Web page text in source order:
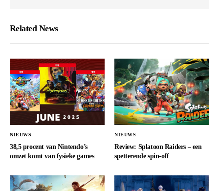
Related News
NIEUWS
38,5 procent van Nintendo’s
omzet komt van fysieke games
NIEUWS
Review: Splatoon Raiders – een
spetterende spin-off